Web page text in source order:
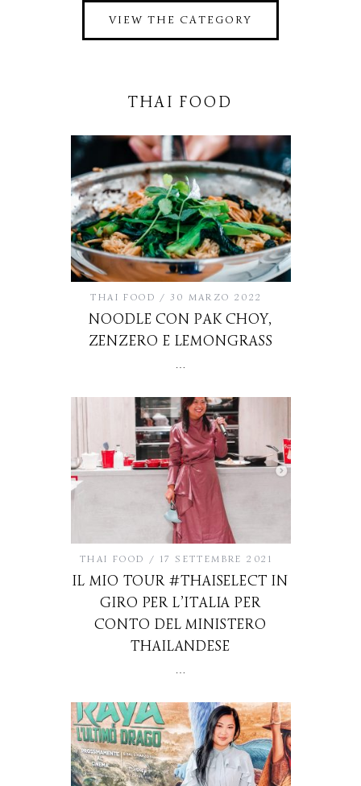
VIEW THE CATEGORY
THAI FOOD
THAI FOOD 30 MARZO 2022
NOODLE CON PAK CHOY,
ZENZERO E LEMONGRASS
THAI FOOD 17 SETTEMBRE 2021
IL MIO TOUR #THAISELECT IN
GIRO PER L’ITALIA PER
CONTO DEL MINISTERO
THAILANDESE